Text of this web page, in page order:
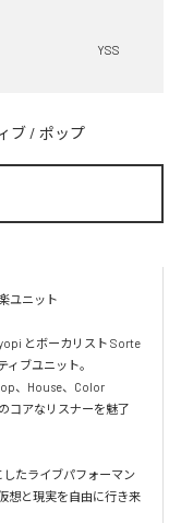
YSS
ブ / ポップ
ユニット
とボーカリスト Sorte
ブユニット。
、House、Color
コアなリスナーを魅了
たライブパフォーマン
想と現実を自由に行き来